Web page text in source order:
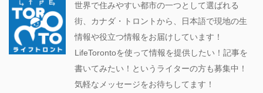
世界で住みやすい都市の一つとして選ばれる
街、カナダ・トロントから、日本語で現地の生
情報や役立つ情報をお届けしています！
LifeTorontoを使って情報を提供したい！記事を
書いてみたい！というライターの方も募集中！
気軽なメッセージをお待ちしてます！